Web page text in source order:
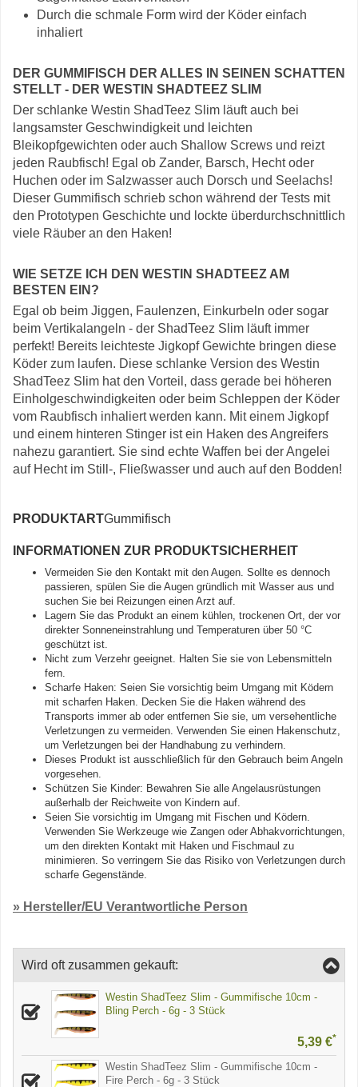
Durch die schmale Form wird der Köder einfach
inhaliert
DER GUMMIFISCH DER ALLES IN SEINEN SCHATTEN
STELLT - DER WESTIN SHADTEEZ SLIM
Der schlanke Westin ShadTeez Slim läuft auch bei
langsamster Geschwindigkeit und leichten
Bleikopfgewichten oder auch Shallow Screws und reizt
jeden Raubfisch! Egal ob Zander, Barsch, Hecht oder
Huchen oder im Salzwasser auch Dorsch und Seelachs!
Dieser Gummifisch schrieb schon während der Tests mit
den Prototypen Geschichte und lockte überdurchschnittlich
viele Räuber an den Haken!
WIE SETZE ICH DEN WESTIN SHADTEEZ AM
BESTEN EIN?
Egal ob beim Jiggen, Faulenzen, Einkurbeln oder sogar
beim Vertikalangeln - der ShadTeez Slim läuft immer
perfekt! Bereits leichteste Jigkopf Gewichte bringen diese
Köder zum laufen. Diese schlanke Version des Westin
ShadTeez Slim hat den Vorteil, dass gerade bei höheren
Einholgeschwindigkeiten oder beim Schleppen der Köder
vom Raubfisch inhaliert werden kann. Mit einem Jigkopf
und einem hinteren Stinger ist ein Haken des Angreifers
nahezu garantiert. Sie sind echte Waffen bei der Angelei
auf Hecht im Still-, Fließwasser und auch auf den Bodden!
PRODUKTARTGummifisch
INFORMATIONEN ZUR PRODUKTSICHERHEIT
Vermeiden Sie den Kontakt mit den Augen. Sollte es dennoch
passieren, spülen Sie die Augen gründlich mit Wasser aus und
suchen Sie bei Reizungen einen Arzt auf.
Lagern Sie das Produkt an einem kühlen, trockenen Ort, der vor
direkter Sonneneinstrahlung und Temperaturen über 50 °C
geschützt ist.
Nicht zum Verzehr geeignet. Halten Sie sie von Lebensmitteln
fern.
Scharfe Haken: Seien Sie vorsichtig beim Umgang mit Ködern
mit scharfen Haken. Decken Sie die Haken während des
Transports immer ab oder entfernen Sie sie, um versehentliche
Verletzungen zu vermeiden. Verwenden Sie einen Hakenschutz,
um Verletzungen bei der Handhabung zu verhindern.
Dieses Produkt ist ausschließlich für den Gebrauch beim Angeln
vorgesehen.
Schützen Sie Kinder: Bewahren Sie alle Angelausrüstungen
außerhalb der Reichweite von Kindern auf.
Seien Sie vorsichtig im Umgang mit Fischen und Ködern.
Verwenden Sie Werkzeuge wie Zangen oder Abhakvorrichtungen,
um den direkten Kontakt mit Haken und Fischmaul zu
minimieren. So verringern Sie das Risiko von Verletzungen durch
scharfe Gegenstände.
» Hersteller/EU Verantwortliche Person
Wird oft zusammen gekauft:
Westin ShadTeez Slim - Gummifische 10cm -
Bling Perch - 6g - 3 Stück
5,39 €*
Westin ShadTeez Slim - Gummifische 10cm -
Fire Perch - 6g - 3 Stück